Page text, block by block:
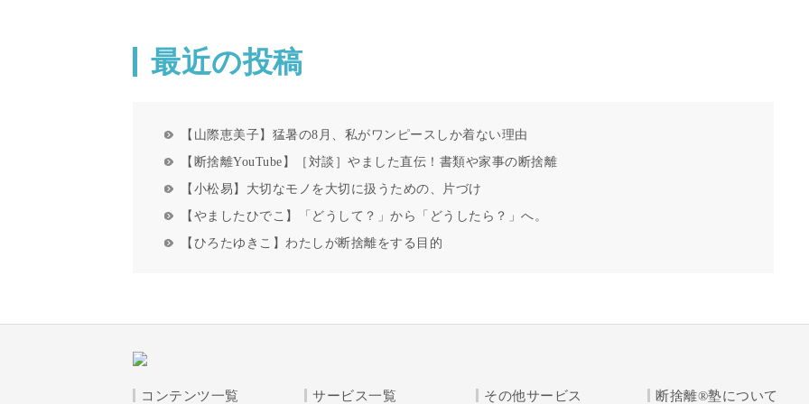
最近の投稿
【山際恵美子】猛暑の8月、私がワンピースしか着ない理由
【断捨離YouTube】［対談］やました直伝！書類や家事の断捨離
【小松易】大切なモノを大切に扱うための、片づけ
【やましたひでこ】「どうして？」から「どうしたら？」へ。
【ひろたゆきこ】わたしが断捨離をする目的
コンテンツ一覧 サービス一覧 その他サービス 断捨離®塾について